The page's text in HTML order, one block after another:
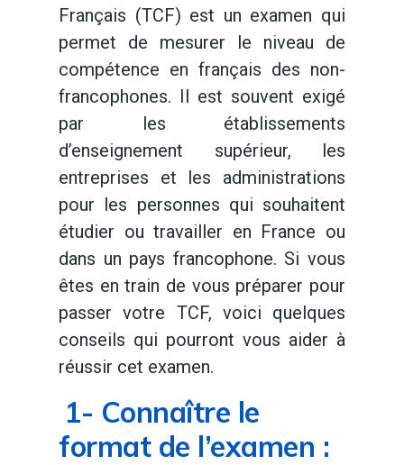
Français (TCF) est un examen qui
permet de mesurer le niveau de
compétence en français des non-
francophones. Il est souvent exigé
par les établissements
d’enseignement supérieur, les
entreprises et les administrations
pour les personnes qui souhaitent
étudier ou travailler en France ou
dans un pays francophone. Si vous
êtes en train de vous préparer pour
passer votre TCF, voici quelques
conseils qui pourront vous aider à
réussir cet examen.
1- Connaître le
format de l’examen :